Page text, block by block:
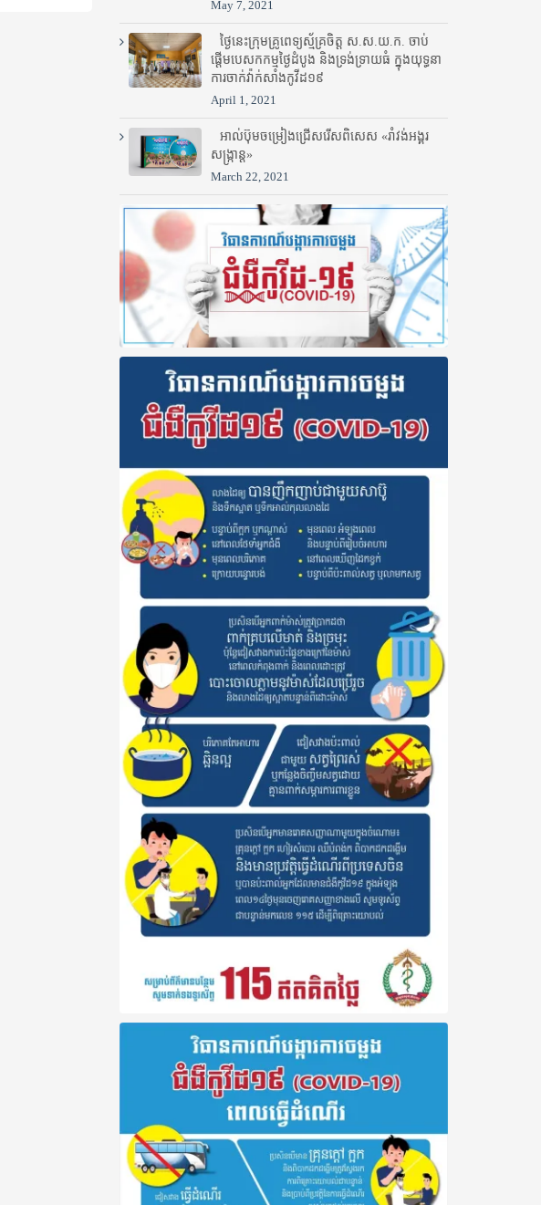
May 7, 2021
ថ្ងៃនេះក្រុមគ្រូពេទ្យស្ម័គ្រចិត្ត ស.ស.យ.ក. ចាប់
ផ្តើមបេសកកម្មថ្ងៃដំបូង និងទ្រង់ទ្រាយធំ ក្នុងយុទ្ធនា
ការចាក់វ៉ាក់សាំងកូវីដ១៩
April 1, 2021
អាល់ប៊ុមចម្រៀងជ្រើសរើសពិសេស «រាំវង់អង្គរ
សង្ក្រាន្ត»
March 22, 2021